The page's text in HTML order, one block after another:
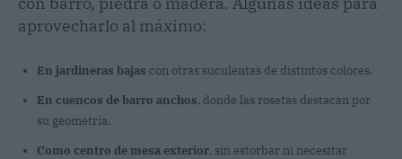
aprovecharlo al máximo:
En jardineras bajas con otras suculentas de distintos colores.
En cuencos de barro anchos, donde las rosetas destacan por
su geometría.
Como centro de mesa exterior, sin estorbar ni necesitar